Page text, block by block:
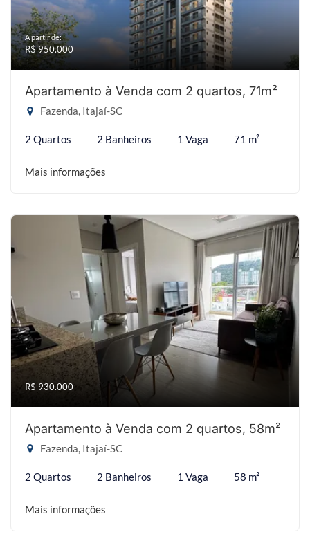
A partir de:
R$ 950.000
Apartamento à Venda com 2 quartos, 71m²
Fazenda, Itajaí-SC
2 Quartos 2 Banheiros 1 Vaga 71 m²
Mais informações
R$ 930.000
Apartamento à Venda com 2 quartos, 58m²
Fazenda, Itajaí-SC
2 Quartos 2 Banheiros 1 Vaga 58 m²
Mais informações